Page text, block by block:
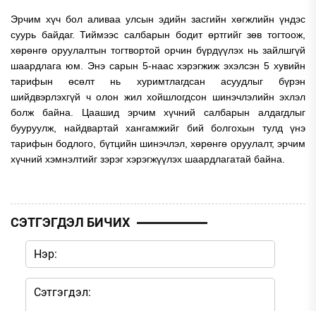
Эрчим хүч бол аливаа улсын эдийн засгийн хөгжлийн үндэс
суурь байдаг. Тиймээс салбарын бодит өртгийг зөв тогтоож,
хөрөнгө оруулалтын тогтвортой орчин бүрдүүлэх нь зайлшгүй
шаардлага юм. Энэ сарын 5-наас хэрэгжиж эхэлсэн 5 хувийн
тарифын өсөлт нь хуримтлагдсан асуудлыг бүрэн
шийдвэрлэхгүй ч олон жил хойшлогдсон шинэчлэлийн эхлэл
болж байна. Цаашид эрчим хүчний салбарын алдагдлыг
бууруулж, найдвартай хангамжийг бий болгохын тулд үнэ
тарифын бодлого, бүтцийн шинэчлэл, хөрөнгө оруулалт, эрчим
хүчний хэмнэлтийг зэрэг хэрэгжүүлэх шаардлагатай байна.
СЭТГЭГДЭЛ БИЧИХ